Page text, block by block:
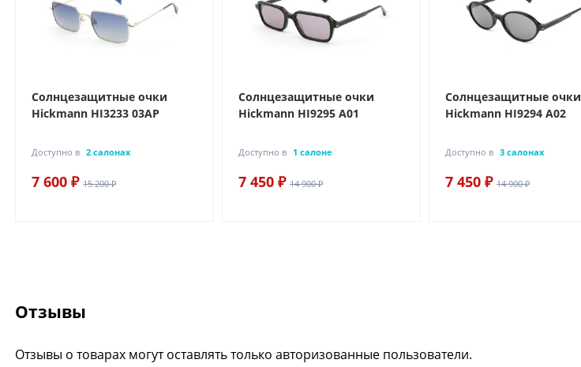
Солнцезащитные очки
Hickmann HI3233 03AP
Доступно в 2 салонах
7 600 ₽ 15 200 ₽
Солнцезащитные очки
Hickmann HI9295 A01
Доступно в 1 салоне
7 450 ₽ 14 900 ₽
Солнцезащитные очки
Hickmann HI9294 A02
Доступно в 3 салонах
7 450 ₽ 14 900 ₽
Отзывы
Отзывы о товарах могут оставлять только авторизованные пользователи.